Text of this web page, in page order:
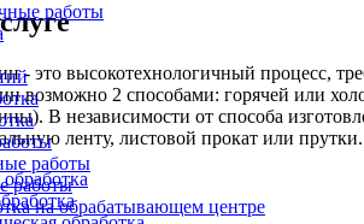
работы
работы
работы
на обрабатывающем центре
- это высокотехнологичный процесс,
возможно 2 способами: горячей или
В независимости от способа
ленту, листовой прокат или